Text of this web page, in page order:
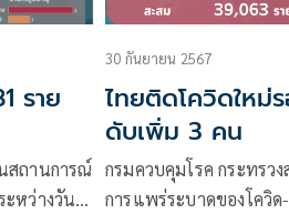
ราย
สถานการณ์
ะหว่างวันที่
30 กันยายน 2567
ไทยติดโควิดใหม่
ดับเพิ่ม 3 คน
กรมควบคุมโรค กระทรว
การแพร่ระบาดของโควิ